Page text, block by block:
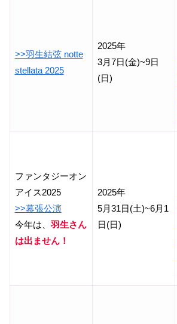
>>羽生結弦 notte
stellata 2025
2025年
3月7日(金)~9日
(日)
ファンタジーオン
アイス2025
>>幕張公演
今年は、 羽生さん
は出ません！
2025年
5月31日(土)~6月1
日(日)